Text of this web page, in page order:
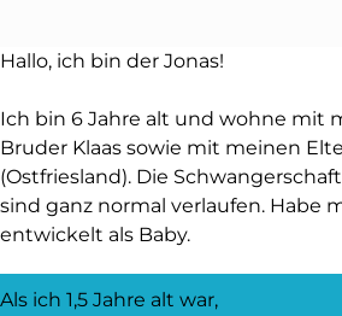
Hallo, ich bin der Jonas!
Ich bin 6 Jahre alt und wohne mit
Bruder Klaas sowie mit meinen
(Ostfriesland). Die
sind ganz normal verlaufen. Habe
entwickelt als Baby.
Als ich 1,5 Jahre alt war,